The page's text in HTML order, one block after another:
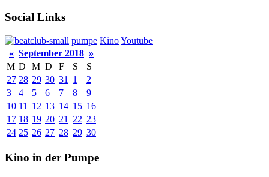
Social Links
pumpe KinoYoutube
« September 2018 »
M D M D F S
S
27 28 29 30 31 1
2
3
4 5 6 7 8
9
10 11 12 13 14 15 16
17 18 19 20 21 22 23
24 25 26 27 28 29 30
Kino in der Pumpe